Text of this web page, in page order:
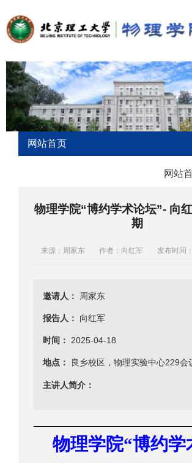
网站首页
网站
物理学院“博约学术论坛”- 向
期
来源：周家东 作者：向红军 发布时间
邀请人： 周家东
报告人： 向红军
时间： 2025-04-18
地点： 良乡校区，物理实验中心229会
主讲人简介：
物理学院“博约学